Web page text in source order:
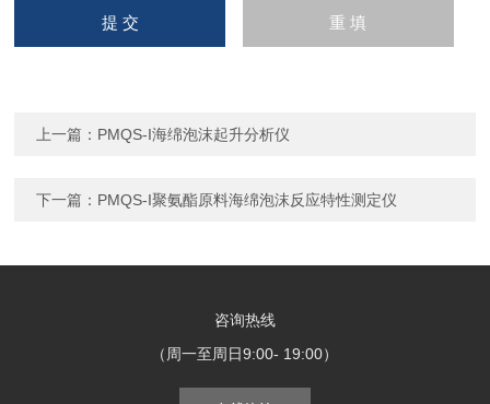
上一篇： PMQS-I海绵泡沫起升分析仪
下一篇： PMQS-I聚氨酯原料海绵泡沫反应特性测定仪
咨询热线
（周一至周日9:00- 19:00）